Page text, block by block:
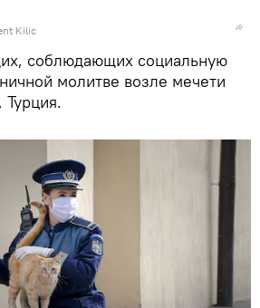
Kilic
соблюдающих социальную
молитве возле мечети